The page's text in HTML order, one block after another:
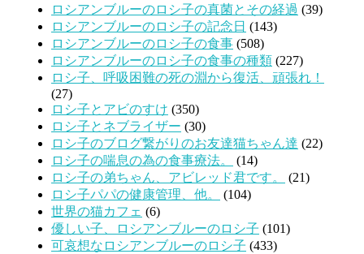
ロシアンブルーのロシ子の真菌とその経過 (39)
ロシアンブルーのロシ子の記念日 (143)
ロシアンブルーのロシ子の食事 (508)
ロシアンブルーのロシ子の食事の種類 (227)
ロシ子、呼吸困難の死の淵から復活、頑張れ！
(27)
ロシ子とアビのすけ (350)
ロシ子とネブライザー (30)
ロシ子のブログ繋がりのお友達猫ちゃん達 (22)
ロシ子の喘息の為の食事療法。
(14)
ロシ子の弟ちゃん、アビレッド君です。
(21)
ロシ子パパの健康管理、他。
(104)
世界の猫カフェ (6)
優しい子、ロシアンブルーのロシ子 (101)
可哀想なロシアンブルーのロシ子 (433)